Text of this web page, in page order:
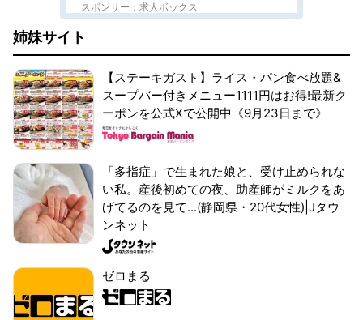
スポンサー：求人ボックス
姉妹サイト
【ステーキガスト】ライス・パン食べ放題&
スープバー付きメニュー1111円はお得!最新ク
ーポンを公式Xで公開中《9月23日まで》
「多指症」で生まれた娘と、受け止められな
い私。産後初めての夜、助産師がミルクをあ
げてるのを見て...(静岡県・20代女性)|Jタウ
ンネット
ゼロまる